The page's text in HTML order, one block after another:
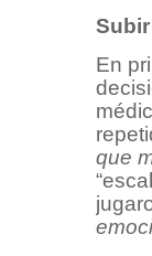
En
que